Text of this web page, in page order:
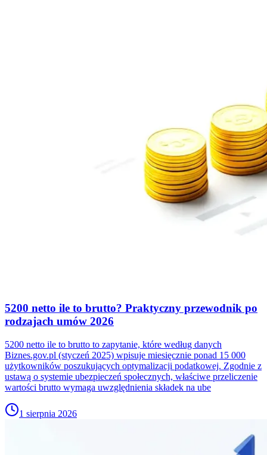
5200 netto ile to brutto? Praktyczny przewodnik po
rodzajach umów 2026
5200 netto ile to brutto to zapytanie, które według danych
Biznes.gov.pl (styczeń 2025) wpisuje miesięcznie ponad 15 000
użytkowników poszukujących optymalizacji podatkowej. Zgodnie z
ustawą o systemie ubezpieczeń społecznych, właściwe przeliczenie
wartości brutto wymaga uwzględnienia składek na ube
1 sierpnia 2026